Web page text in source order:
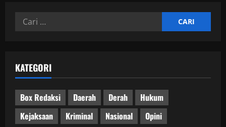
Cari
KATEGORI
Box Redaksi Daerah Derah
Hukum
Kejaksaan
Kriminal Nasional Opini